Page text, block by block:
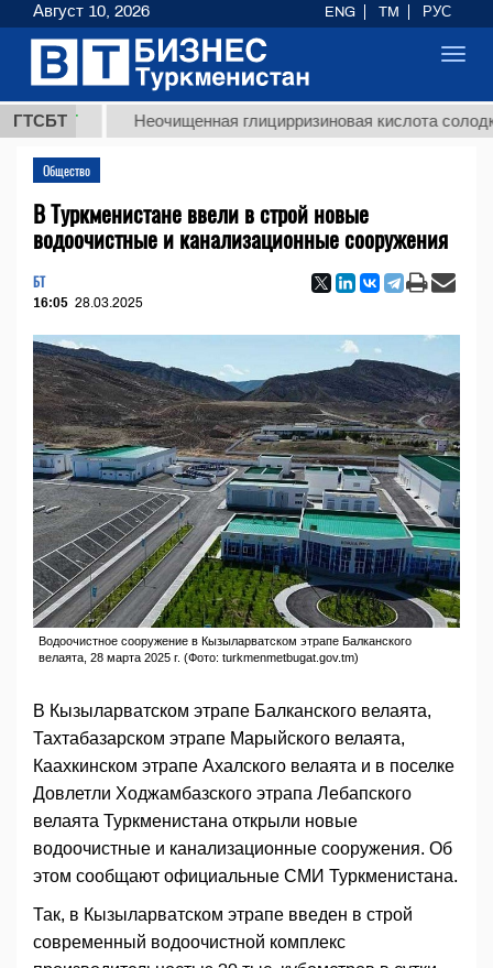
ГТСБТ Неочищенная глицирризиновая кислота солодкового
Общество
В Туркменистане ввели в строй новые
водоочистные и канализационные сооружения
БТ
16:05 28.03.2025
Водоочистное сооружение в Кызыларватском этрапе Балканского
велаята, 28 марта 2025 г. (Фото: turkmenmetbugat.gov.tm)
В Кызыларватском этрапе Балканского велаята,
Тахтабазарском этрапе Марыйского велаята,
Каахкинском этрапе Ахалского велаята и в поселке
Довлетли Ходжамбазского этрапа Лебапского
велаята Туркменистана открыли новые
водоочистные и канализационные сооружения. Об
этом сообщают официальные СМИ Туркменистана.
Так, в Кызыларватском этрапе введен в строй
современный водоочистной комплекс
Август 10, 2026 ENG TM РУС